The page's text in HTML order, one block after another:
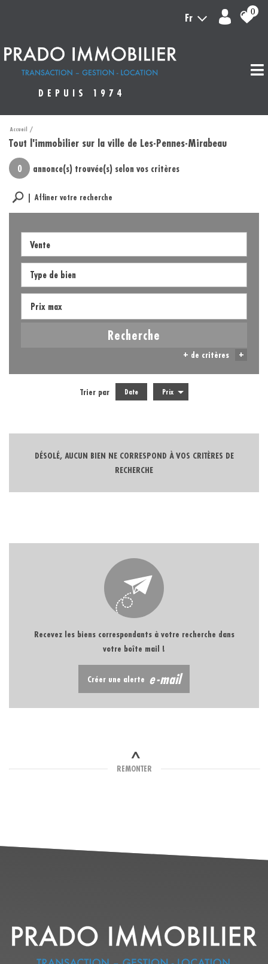
Fr 0
DEPUIS 1974
Accueil
Tout l'immobilier sur la ville de Les-Pennes-Mirabeau
0 annonce(s) trouvée(s) selon vos critères
Affiner votre recherche
Vente
Recherche
+ de critères +
Trier par Date Prix
DÉSOLÉ, AUCUN BIEN NE CORRESPOND À VOS CRITÈRES DE
RECHERCHE
Recevez les biens correspondants à votre recherche dans
votre boîte mail !
Créer une alerte e-mail
REMONTER